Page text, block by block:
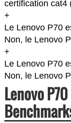
certification cat4
+
Le Lenovo P70
Non, le Lenovo
+
Le Lenovo P70
Non, le Lenovo
Lenovo